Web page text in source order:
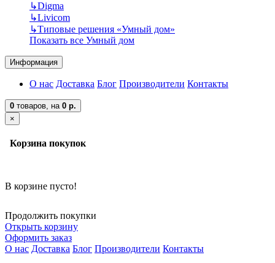
↳Digma
↳Livicom
↳Типовые решения «Умный дом»
Показать все Умный дом
Информация
О нас Доставка Блог Производители Контакты
0 товаров, на 0 р.
×
Корзина покупок
В корзине пусто!
Продолжить покупки
Открыть корзину
Оформить заказ
О нас Доставка Блог Производители Контакты